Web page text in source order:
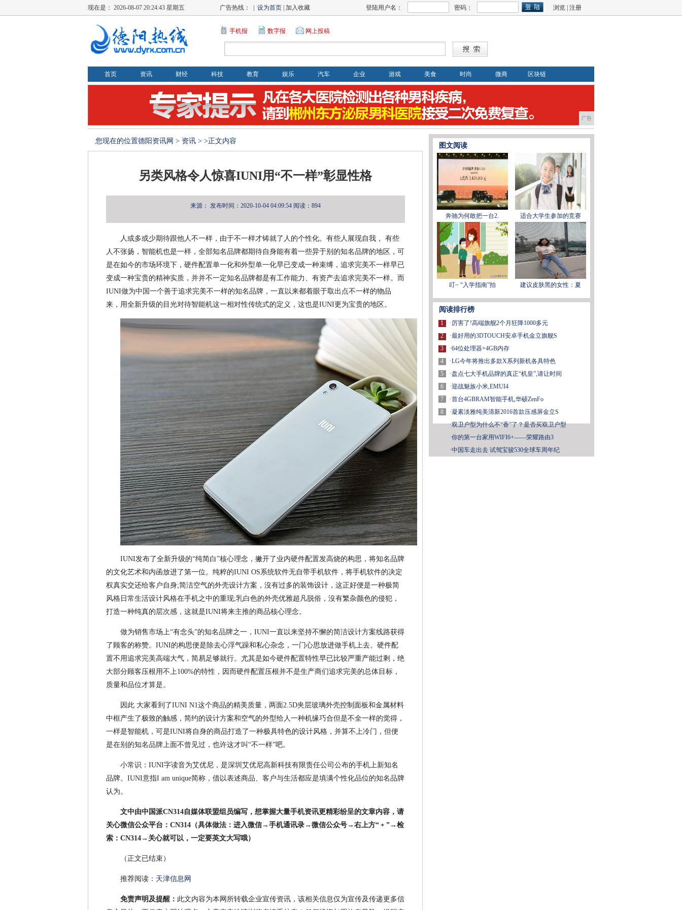
现在是： 2026-08-07 20:24:44 星期五 广告热线： | 设为首页 | 加入收藏 登陆用户名： 密码： 浏览 注册
手机报 数字报 网上投稿
首页 资讯 财经 科技 教育 娱乐 汽车 企业 游戏 美食 时尚 微商 区块链
广告
您现在的位置德阳资讯网 > 资讯 > >正文内容
另类风格令人惊喜IUNI用“不一样”彰显性格
来源： 发布时间：2020-10-04 04:09:54 阅读：894
人或多或少期待跟他人不一样，由于不一样才铸就了人的个性化。有些人展现自我， 有些
人不张扬，智能机也是一样，全部知名品牌都期待自身能有着一些异于别的知名品牌的地区，可
是在如今的市场环境下，硬件配置单一化和外型单一化早已变成一种束缚，追求完美不一样早已
变成一种宝贵的精神实质，并并不一定知名品牌都是有工作能力、有资产去追求完美不一样。而
IUNI做为中国一个善于追求完美不一样的知名品牌，一直以来都着眼于取出点不一样的物品
来，用全新升级的目光对待智能机这一相对性传统式的定义，这也是IUNI更为宝贵的地区。
IUNI发布了全新升级的“纯简白”核心理念，撇开了业内硬件配置发高烧的构思，将知名品牌
的文化艺术和内函放进了第一位。纯粹的IUNI OS系统软件无自带手机软件，将手机软件的决定
权真实交还给客户自身;简洁空气的外壳设计方案，沒有过多的装饰设计，这正好便是一种极简
风格日常生活设计风格在手机之中的重现;乳白色的外壳优雅超凡脱俗，沒有繁杂颜色的侵犯，
打造一种纯真的层次感，这就是IUNI将来主推的商品核心理念。
做为销售市场上“有念头”的知名品牌之一，IUNI一直以来坚持不懈的简洁设计方案线路获得
了顾客的称赞。IUNI的构思便是除去心浮气躁和私心杂念，一门心思放进做手机上去。硬件配
置不用追求完美高端大气，简易足够就行。尤其是如今硬件配置特性早已比较严重产能过剩，绝
大部分顾客压根用不上100%的特性，因而硬件配置压根并不是生产商们追求完美的总体目标，
质量和品位才算是。
因此 大家看到了IUNI N1这个商品的精美质量，两面2.5D夹层玻璃外壳控制面板和金属材料
中框产生了极致的触感，简约的设计方案和空气的外型给人一种机缘巧合但是不全一样的觉得，
一样是智能机，可是IUNI将自身的商品打造了一种极具特色的设计风格，并算不上冷门，但便
是在别的知名品牌上面不曾见过，也许这才叫“不一样”吧。
小常识：IUNI字读音为艾优尼，是深圳艾优尼高新科技有限责任公司公布的手机上新知名
品牌。IUNI意指I am unique简称，借以表述商品、客户与生活都应是填满个性化品位的知名品牌
认为。
文中由中国派CN314自媒体联盟组员编写，想掌握大量手机资讯更精彩纷呈的文章内容，请
关心微信公众平台：CN314（具体做法：进入微信→手机通讯录→微信公众号→右上方“﹢”→检
索：CN314→关心就可以，一定要英文大写哦）
（正文已结束）
推荐阅读： 天津信息网
免责声明及提醒： 此文内容为本网所转载企业宣传资讯，该相关信息仅为宣传及传递更多信
图文阅读
奔驰为何敢把一台2. 适合大学生参加的竞赛
叮~ “入学指南”拍 建议皮肤黑的女性：夏
阅读排行榜
1
2
3
4
5
6
7
8
·厉害了!高端旗舰2个月狂降1000多元
·最好用的3DTOUCH安卓手机金立旗舰S
·64位处理器+4GB内存
·LG今年将推出多款X系列新机各具特色
·盘点七大手机品牌的真正“机皇”,请让时间
·迎战魅族小米,EMUI4
·首台4GBRAM智能手机,华硕ZenFo
·凝素淡雅纯美清新2016首款压感屏金立S
·双卫户型为什么不“香”了？是否买双卫户型
·你的第一台家用WIFI6+——荣耀路由3
·中国车走出去 试驾宝骏530全球车周年纪